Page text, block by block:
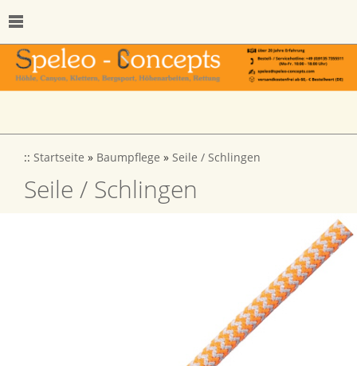
:: Startseite » Baumpflege » Seile / Schlingen
Seile / Schlingen